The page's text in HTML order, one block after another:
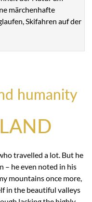
märchenhafte
Skifahren auf der
humanity
travelled a lot. But he
– he even noted in his
mountains once more,
in the beautiful valleys